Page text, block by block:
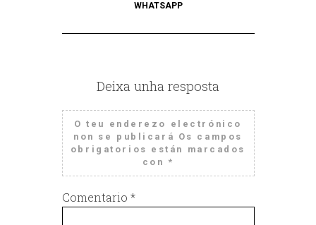
WHATSAPP
Deixa unha resposta
O teu enderezo electrónico
non se publicará Os campos
obrigatorios están marcados
con *
Comentario *